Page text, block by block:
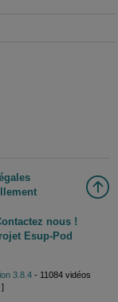
nous !
Esup-Pod
3.8.4- 11084 vidéos